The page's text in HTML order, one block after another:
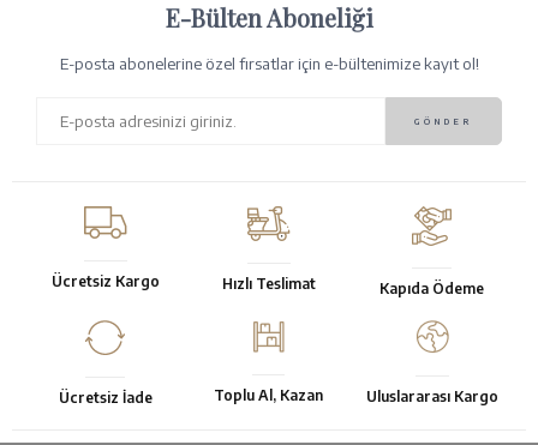
E-Bülten Aboneliği
E-posta abonelerine özel fırsatlar için e-bültenimize kayıt ol!
Ücretsiz Kargo Hızlı Teslimat Kapıda Ödeme
Ücretsiz İade Toplu Al, Kazan Uluslararası Kargo